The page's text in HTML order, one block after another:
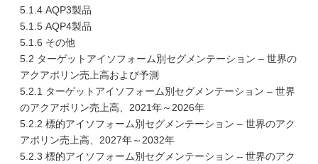
5.1.4 AQP3製品
5.1.5 AQP4製品
5.1.6 その他
5.2 ターゲットアイソフォーム別セグメンテーション – 世界の
アクアポリン売上高および予測
5.2.1 ターゲットアイソフォーム別セグメンテーション – 世界
のアクアポリン売上高、2021年～2026年
5.2.2 標的アイソフォーム別セグメンテーション – 世界のアク
アポリン売上高、2027年～2032年
5.2.3 標的アイソフォーム別セグメンテーション – 世界のアク